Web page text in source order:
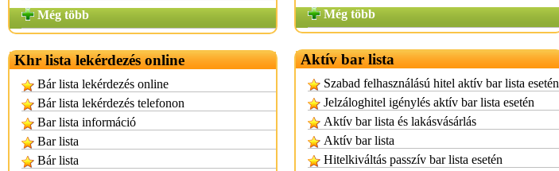
Még több
Khr lista lekérdezés online
Bár lista lekérdezés online
Bár lista lekérdezés telefonon
Bar lista információ
Bar lista
Bár lista
Még több
Aktív bar lista
Szabad felhasználású hitel aktív bar lista esetén
Jelzáloghitel igénylés aktív bar lista esetén
Aktív bar lista és lakásvásárlás
Aktív bar lista
Hitelkiváltás passzív bar lista esetén